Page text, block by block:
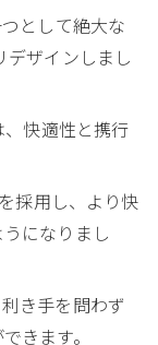
として絶大な
デザインしまし
、快適性と携行
採用し、より快
になりまし
き手を問わず
きます。